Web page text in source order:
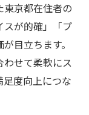
京都在住者の
スが的確」「プ
目立ちます。
せて柔軟にス
度向上につな